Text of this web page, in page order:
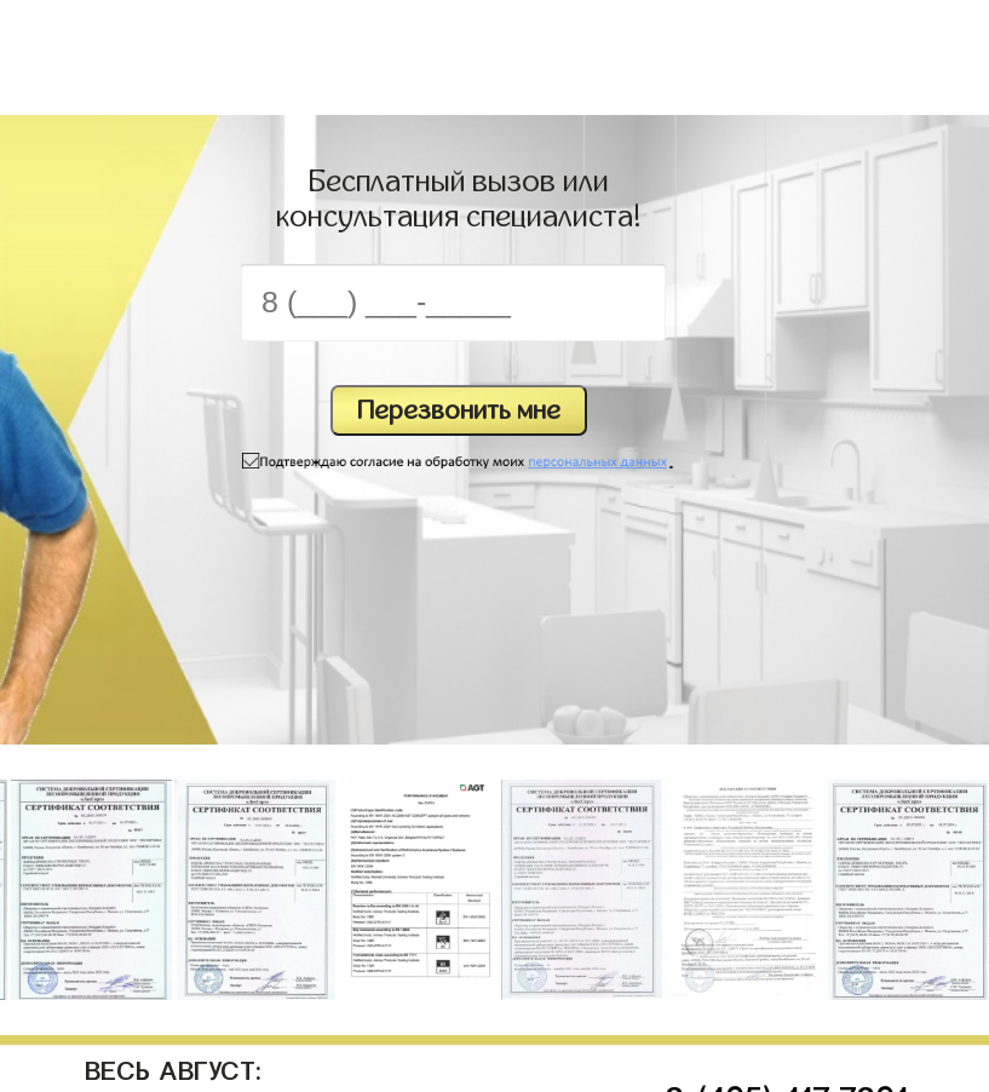
Бесплатный вызов или
консультация специалиста!
.
ВЕСЬ АВГУСТ: